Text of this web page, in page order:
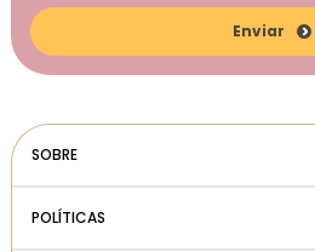
Enviar
SOBRE
POLÍTICAS